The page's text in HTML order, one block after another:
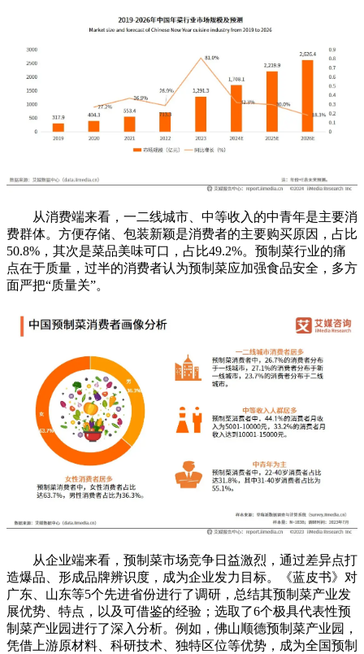
从消费端来看，一二线城市、中等收入的中青年是主要消
费群体。方便存储、包装新颖是消费者的主要购买原因，占比
50.8%，其次是菜品美味可口，占比49.2%。预制菜行业的痛
点在于质量，过半的消费者认为预制菜应加强食品安全，多方
面严把“质量关”。
从企业端来看，预制菜市场竞争日益激烈，通过差异点打
造爆品、形成品牌辨识度，成为企业发力目标。《蓝皮书》对
广东、山东等5个先进省份进行了调研，总结其预制菜产业发
展优势、特点，以及可借鉴的经验；选取了6个极具代表性预
制菜产业园进行了深入分析。例如，佛山顺德预制菜产业园，
凭借上游原材料、科研技术、独特区位等优势，成为全国预制